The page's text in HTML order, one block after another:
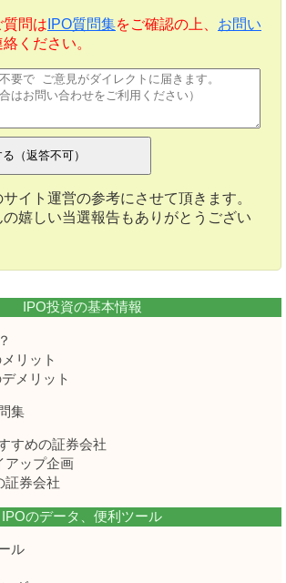
問は IPO質問集をご確認の上、 お問い
ください。
イト運営の参考にさせて頂きます。
の嬉しい当選報告もありがとうござい
IPO投資の基本情報
リット
メリット
集
すめの証券会社
アップ企画
証券会社
IPOのデータ、便利ツール
ル